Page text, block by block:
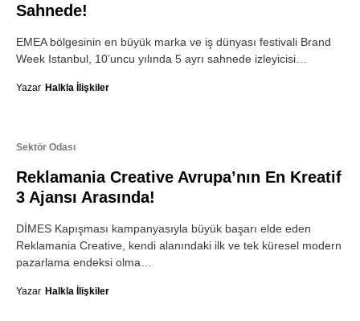
Sahnede!
EMEA bölgesinin en büyük marka ve iş dünyası festivali Brand
Week Istanbul, 10’uncu yılında 5 ayrı sahnede izleyicisi…
Yazar Halkla İlişkiler
Sektör Odası
Reklamania Creative Avrupa’nın En Kreatif
3 Ajansı Arasında!
DİMES Kapışması kampanyasıyla büyük başarı elde eden
Reklamania Creative, kendi alanındaki ilk ve tek küresel modern
pazarlama endeksi olma…
Yazar Halkla İlişkiler